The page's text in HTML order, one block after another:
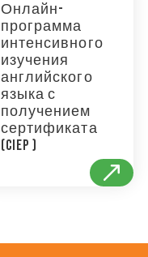
Онлайн-
программа
интенсивного
изучения
английского
языка с
получением
сертификата
(CIEP )